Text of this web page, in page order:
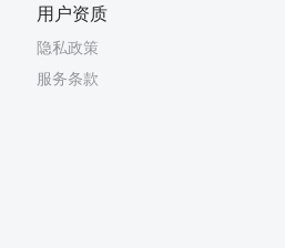
用户资质
隐私政策
服务条款